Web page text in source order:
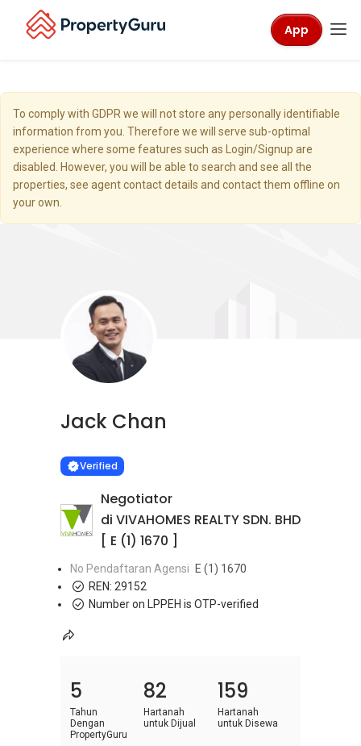
App
To comply with GDPR we will not store any personally identifiable
information from you. Therefore we will serve sub-optimal
experience where some features such as Login/Signup are
disabled. However, you will be able to search and see all the
properties, see agent contact details and contact them offline on
your own.
Jack Chan
VERIFIED
Verified
Negotiator
di VIVAHOMES REALTY SDN. BHD
[ E (1) 1670 ]
No Pendaftaran Agensi
E (1) 1670
REN: 29152
Number on LPPEH is OTP-verified
5
Tahun
Dengan
PropertyGuru
82
Hartanah
untuk Dijual
159
Hartanah
untuk Disewa
Learn more